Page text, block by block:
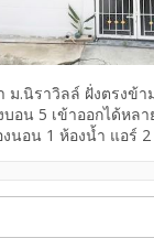
ม.นิราวิลล์ ฝั่งตรงข้
อน 5 เข้าออกได้หล
อน 1 ห้องน้ำ แอร์ 2
. . . . . . . . . ให้เช่า